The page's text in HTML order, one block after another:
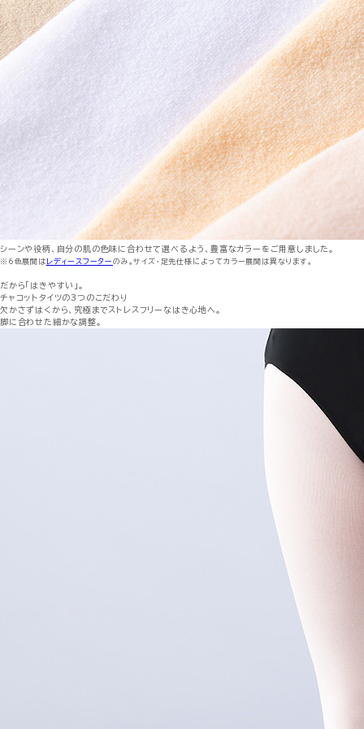
シーンや役柄、自分の肌の色味に合わせて選べるよう、豊富なカラーをご用意しました。
※6色展開は レディースフーターのみ。サイズ・足先仕様によってカラー展開は異なります。
だから「はきやすい」。
チャコットタイツの3つのこだわり
欠かさずはくから、究極までストレスフリーなはき心地へ。
脚に合わせた細かな調整。